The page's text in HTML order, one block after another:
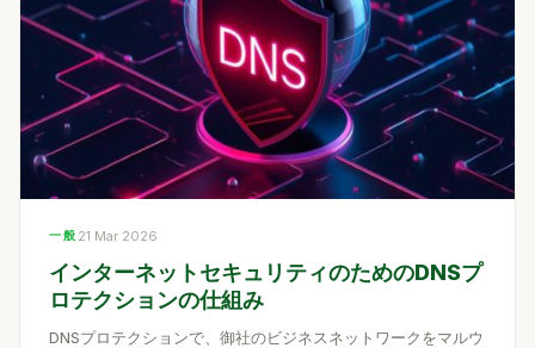
一般 21 Mar 2026
インターネットセキュリティのためのDNSプ
ロテクションの仕組み
DNSプロテクションで、御社のビジネスネットワークをマルウ